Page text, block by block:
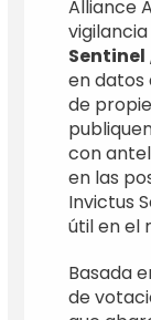
Alliance
Sentinel
en
de
con
en las
Invictus
útil en el
Basada
de